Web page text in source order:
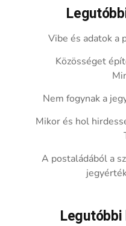
Vibe és adatok a
Közösséget
Nem fogynak a
Mikor és hol
A postaládából a